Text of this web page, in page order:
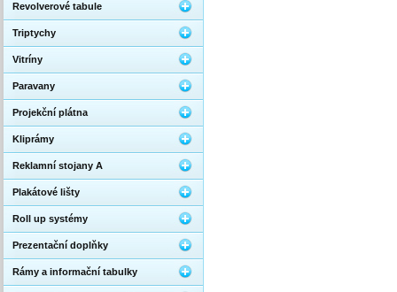
Revolverové tabule
Triptychy
Vitríny
Paravany
Projekční plátna
Kliprámy
Reklamní stojany A
Plakátové lišty
Roll up systémy
Prezentační doplňky
Rámy a informační tabulky